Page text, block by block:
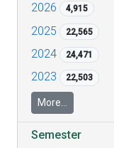
2026 4,915
2025 22,565
2024 24,471
2023 22,503
More...
Semester